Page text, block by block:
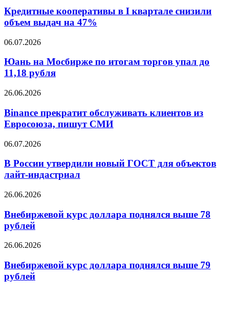
триллионы
рублей
в
I
квартале
объем
на
47%
Кредитные кооперативы в I квартале снизили
объем выдач на 47%
Юань
Мосбирже
по
итогам
упал
11,18
рубля
06.07.2026
Юань на Мосбирже по итогам торгов упал до
11,18 рубля
Binance
обслуживать
клиентов
из
пишут
26.06.2026
Binance прекратит обслуживать клиентов из
Евросоюза, пишут СМИ
В
утвердили
новый
ГОСТ
объектов
индастриал
06.07.2026
В России утвердили новый ГОСТ для объектов
лайт-индастриал
Внебиржевой
доллара
поднялся
выше
рублей
26.06.2026
Внебиржевой курс доллара поднялся выше 78
рублей
Внебиржевой
доллара
поднялся
выше
26.06.2026
Внебиржевой курс доллара поднялся выше 79
рублей